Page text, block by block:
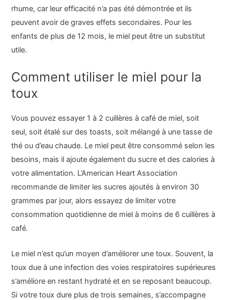
rhume, car leur efficacité n’a pas été démontrée et ils
peuvent avoir de graves effets secondaires. Pour les
enfants de plus de 12 mois, le miel peut être un substitut
utile.
Comment utiliser le miel pour la
toux
Vous pouvez essayer 1 à 2 cuillères à café de miel, soit
seul, soit étalé sur des toasts, soit mélangé à une tasse de
thé ou d’eau chaude. Le miel peut être consommé selon les
besoins, mais il ajoute également du sucre et des calories à
votre alimentation. L’American Heart Association
recommande de limiter les sucres ajoutés à environ 30
grammes par jour, alors essayez de limiter votre
consommation quotidienne de miel à moins de 6 cuillères à
café.
Le miel n’est qu’un moyen d’améliorer une toux. Souvent, la
toux due à une infection des voies respiratoires supérieures
s’améliore en restant hydraté et en se reposant beaucoup.
Si votre toux dure plus de trois semaines, s’accompagne